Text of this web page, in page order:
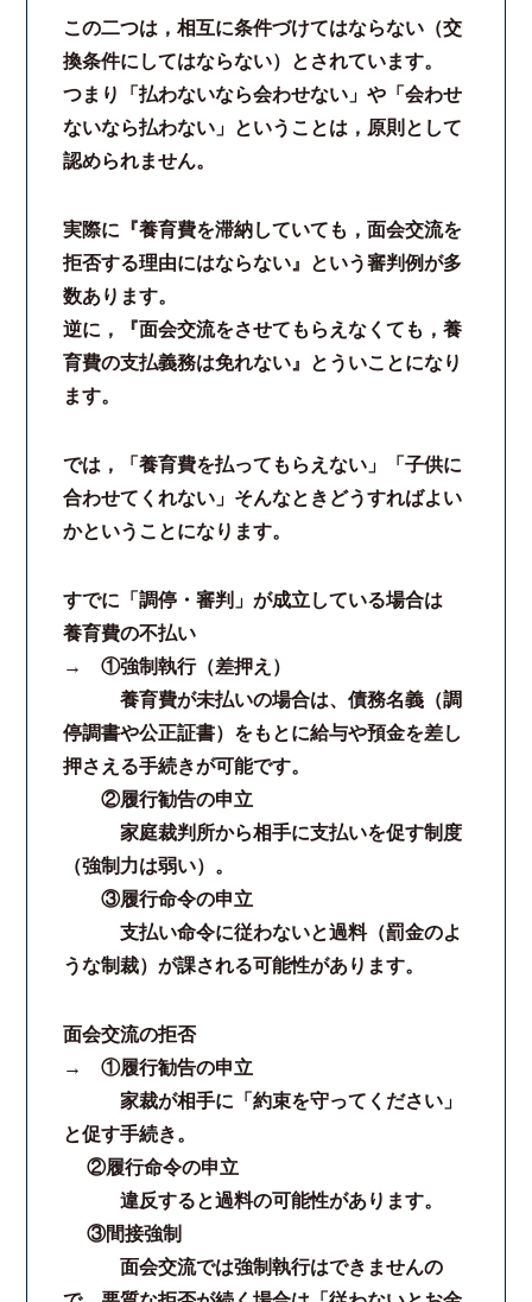
よくあるご質問
リモート相談
お知らせ
弁護士ブログ
法律相談コラム
サマークラーク・ウィンタークラーク募集
コロナと労働問題
お問い合わせフォーム
プライバシーポリシー
お電話はこちらから
この二つは，相互に条件づけてはならない（交
換条件にしてはならない）とされています。
つまり「払わないなら会わせない」や「会わせ
ないなら払わない」ということは，原則として
認められません。
実際に『養育費を滞納していても，面会交流を
拒否する理由にはならない』という審判例が多
数あります。
逆に，『面会交流をさせてもらえなくても，養
育費の支払義務は免れない』とういことになり
ます。
では，「養育費を払ってもらえない」「子供に
合わせてくれない」そんなときどうすればよい
かということになります。
すでに「調停・審判」が成立している場合は
養育費の不払い
→ ①強制執行（差押え）
養育費が未払いの場合は、債務名義（調
停調書や公正証書）をもとに給与や預金を差し
押さえる手続きが可能です。
②履行勧告の申立
家庭裁判所から相手に支払いを促す制度
（強制力は弱い）。
③履行命令の申立
支払い命令に従わないと過料（罰金のよ
うな制裁）が課される可能性があります。
面会交流の拒否
→ ①履行勧告の申立
家裁が相手に「約束を守ってください」
と促す手続き。
②履行命令の申立
違反すると過料の可能性があります。
③間接強制
面会交流では強制執行はできませんの